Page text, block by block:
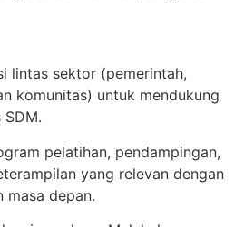
lintas sektor (pemerintah,
komunitas) untuk mendukung
pelatihan, pendampingan,
yang relevan dengan
masa depan.